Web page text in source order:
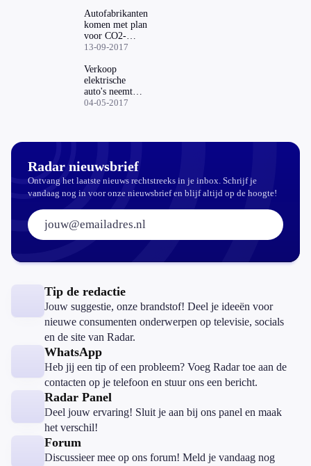
Autofabrikanten
komen met plan
voor CO2-
reductie
13-09-2017
Verkoop
elektrische
auto's neemt
flink toe
04-05-2017
Radar nieuwsbrief
Ontvang het laatste nieuws rechtstreeks in je inbox. Schrijf je
vandaag nog in voor onze nieuwsbrief en blijf altijd op de hoogte!
E-mailadres:
Tip de redactie
Jouw suggestie, onze brandstof! Deel je ideeën voor
nieuwe consumenten onderwerpen op televisie, socials
en de site van Radar.
WhatsApp
Heb jij een tip of een probleem? Voeg Radar toe aan de
contacten op je telefoon en stuur ons een bericht.
Radar Panel
Deel jouw ervaring! Sluit je aan bij ons panel en maak
het verschil!
Forum
Discussieer mee op ons forum! Meld je vandaag nog